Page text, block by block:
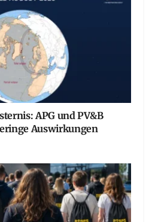
APG und PV&B
Auswirkungen